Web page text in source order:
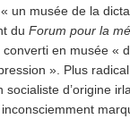
un musée de la
du Forum pour la
converti en musée «
». Plus radical
socialiste d’origine